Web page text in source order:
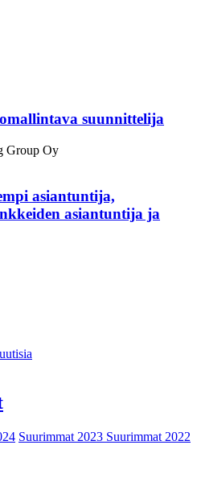
suunnittelija
Group Oy
asiantuntija,
asiantuntija ja
Suurimmat 2023 Suurimmat 2022